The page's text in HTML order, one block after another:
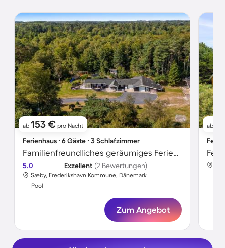
ab 153 € pro Nacht
Ferienhaus ∙ 6 Gäste ∙ 3 Schlafzimmer
Familienfreundliches geräumiges Ferienhaus mit Terrasse, privatem Pool und Garten | Meerblick
5.0 Exzellent (2 Bewertungen)
Sæby, Frederikshavn Kommune, Dänemark
Pool
Zum Angebot
ab